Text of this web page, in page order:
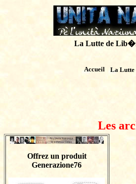
La Lutte de
Accueil La Lutte
Les
Offrez un produit
Generazione76